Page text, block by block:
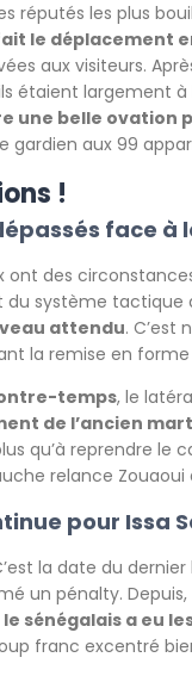
réputés les plus
le déplacement
aux visiteurs.
étaient largement à
une belle ovation
gardien aux 99
!
face à
ont des
système tactique
attendu. C’est
la remise en
temps, le
de l’ancien
qu’à reprendre le
relance Zouaoui
pour Issa
la date du
un pénalty. Depuis,
le sénégalais a eu
franc excentré